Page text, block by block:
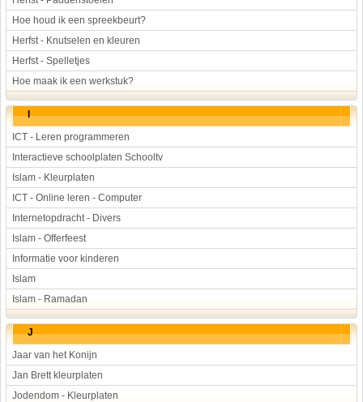
Hoe houd ik een spreekbeurt?
Herfst - Knutselen en kleuren
Herfst - Spelletjes
Hoe maak ik een werkstuk?
I
ICT - Leren programmeren
Interactieve schoolplaten Schooltv
Islam - Kleurplaten
ICT - Online leren - Computer
Internetopdracht - Divers
Islam - Offerfeest
Informatie voor kinderen
Islam
Islam - Ramadan
J
Jaar van het Konijn
Jan Brett kleurplaten
Jodendom - Kleurplaten